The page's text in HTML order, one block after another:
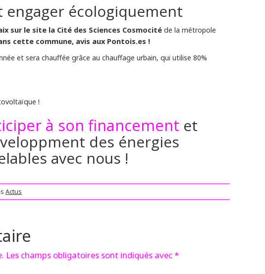
engager écologiquement
sur le site la Cité des Sciences Cosmocité de la métropole
cette commune, avis aux Pontois.es !
et sera chauffée grâce au chauffage urbain, qui utilise 80%
!
rà son financement et
des énergies
avec nous !
Actus
Les champs obligatoires sont indiqués avec*